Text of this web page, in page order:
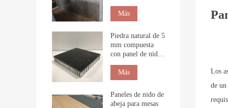
Los
de
piedra para
revestimiento
interior.
Más
Piedra natural de 5
mm compuesta
con panel de nido
construcción
Más
Paneles de nido de
abeja para mesas